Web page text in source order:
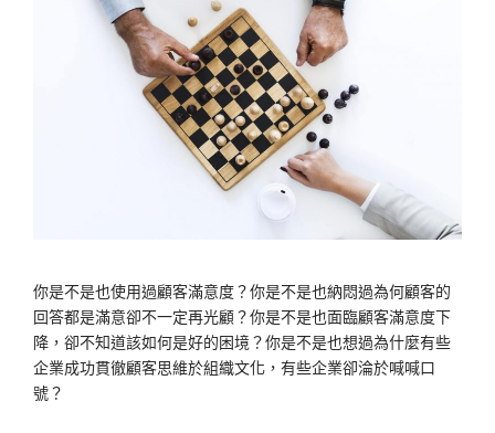
你是不是也使用過顧客滿意度？你是不是也納悶過為何顧客的
回答都是滿意卻不一定再光顧？你是不是也面臨顧客滿意度下
降，卻不知道該如何是好的困境？你是不是也想過為什麼有些
企業成功貫徹顧客思維於組織文化，有些企業卻淪於喊喊口
號？